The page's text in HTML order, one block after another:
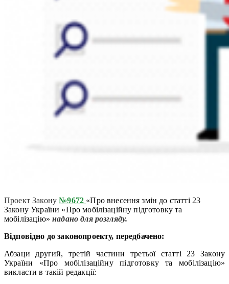
Проект Закону№9672 «Про внесення змін до статті 23
Закону України «Про мобілізаційну підготовку та
мобілізацію»надано для розгляду.
Відповідно до законопроекту, передбачено:
Абзаци другий, третій частини третьої статті 23 Закону
України «Про мобілізаційну підготовку та мобілізацію»
викласти в такій редакції: